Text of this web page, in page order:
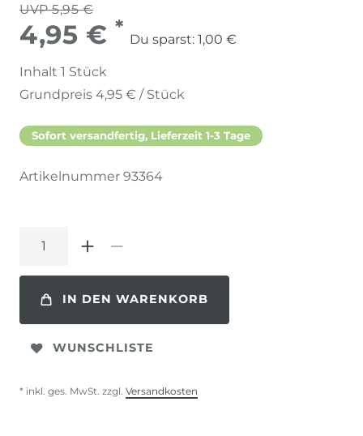
UVP 5,95 €
4,95 € *
Du sparst: 1,00 €
Inhalt 1 Stück
Grundpreis 4,95 € / Stück
Sofort versandfertig, Lieferzeit 1-3 Tage
Artikelnummer 93364
IN DEN WARENKORB
WUNSCHLISTE
* inkl. ges. MwSt. zzgl. Versandkosten